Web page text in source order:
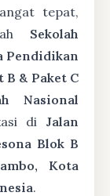
tepat,
Sekolah
Pendidikan
B & Paket C
Nasional
diJalan
Blok B
Kota
.